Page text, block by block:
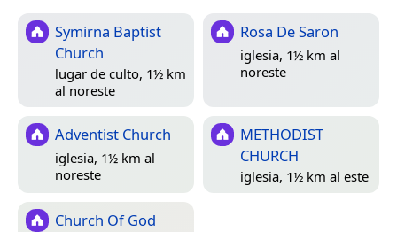
Symirna Baptist
Church
lugar de culto, 1½ km
al noreste
Rosa De Saron
iglesia, 1½ km al
noreste
Adventist Church
iglesia, 1½ km al
noreste
METHODIST
CHURCH
iglesia, 1½ km al este
Church Of God